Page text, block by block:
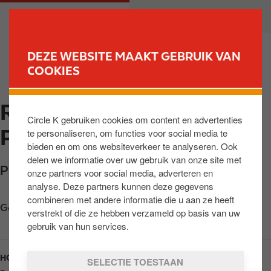
DEZE WEBSITE MAAKT GEBRUIK VAN
COOKIES
Circle K gebruiken cookies om content en advertenties
te personaliseren, om functies voor social media te
bieden en om ons websiteverkeer te analyseren. Ook
delen we informatie over uw gebruik van onze site met
onze partners voor social media, adverteren en
analyse. Deze partners kunnen deze gegevens
combineren met andere informatie die u aan ze heeft
verstrekt of die ze hebben verzameld op basis van uw
gebruik van hun services.
SELECTIE TOESTAAN
a
n
e
n
r
i
n
M
v
ROTTERDAM INZ
PRINSENLAAN
Prinsenlaan 987,Rotterdam,3062 CT
Get directions
HOURS